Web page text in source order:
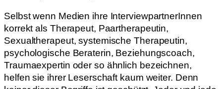
Selbst wenn Medien ihre InterviewpartnerInnen
korrekt als Therapeut, Paartherapeutin,
Sexualtherapeut, systemische Therapeutin,
psychologische Beraterin, Beziehungscoach,
Traumaexpertin oder so ähnlich bezeichnen,
helfen sie ihrer Leserschaft kaum weiter. Denn